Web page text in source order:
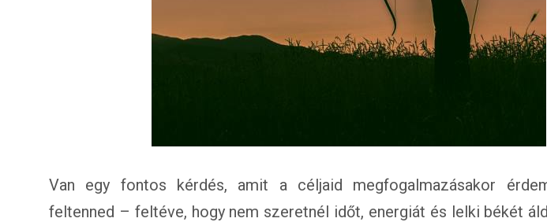
Van egy fontos kérdés, amit a céljaid megfogalmazásakor
feltenned – feltéve, hogy nem szeretnél időt, energiát és lelki békét